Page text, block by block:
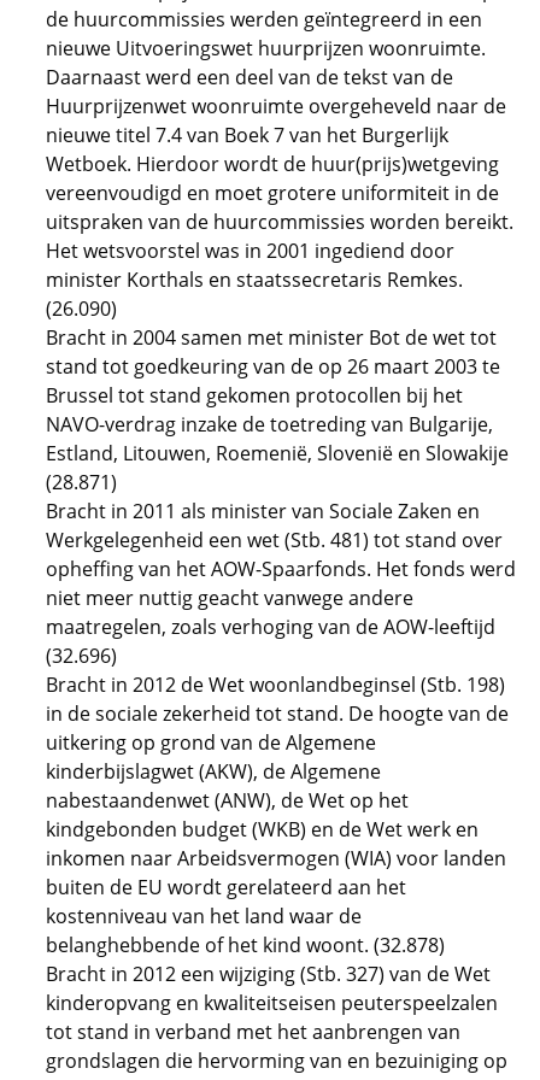
de huurcommissies werden geïntegreerd in een
nieuwe Uitvoeringswet huurprijzen woonruimte.
Daarnaast werd een deel van de tekst van de
Huurprijzenwet woonruimte overgeheveld naar de
nieuwe titel 7.4 van Boek 7 van het Burgerlijk
Wetboek. Hierdoor wordt de huur(prijs)wetgeving
vereenvoudigd en moet grotere uniformiteit in de
uitspraken van de huurcommissies worden bereikt.
Het wetsvoorstel was in 2001 ingediend door
minister Korthals en staatssecretaris Remkes.
(26.090)
Bracht in 2004 samen met minister Bot de wet tot
stand tot goedkeuring van de op 26 maart 2003 te
Brussel tot stand gekomen protocollen bij het
NAVO-verdrag inzake de toetreding van Bulgarije,
Estland, Litouwen, Roemenië, Slovenië en Slowakije
(28.871)
Bracht in 2011 als minister van Sociale Zaken en
Werkgelegenheid een wet (Stb. 481) tot stand over
opheffing van het AOW-Spaarfonds. Het fonds werd
niet meer nuttig geacht vanwege andere
maatregelen, zoals verhoging van de AOW-leeftijd
(32.696)
Bracht in 2012 de Wet woonlandbeginsel (Stb. 198)
in de sociale zekerheid tot stand. De hoogte van de
uitkering op grond van de Algemene
kinderbijslagwet (AKW), de Algemene
nabestaandenwet (ANW), de Wet op het
kindgebonden budget (WKB) en de Wet werk en
inkomen naar Arbeidsvermogen (WIA) voor landen
buiten de EU wordt gerelateerd aan het
kostenniveau van het land waar de
belanghebbende of het kind woont. (32.878)
Bracht in 2012 een wijziging (Stb. 327) van de Wet
kinderopvang en kwaliteitseisen peuterspeelzalen
tot stand in verband met het aanbrengen van
grondslagen die hervorming van en bezuiniging op